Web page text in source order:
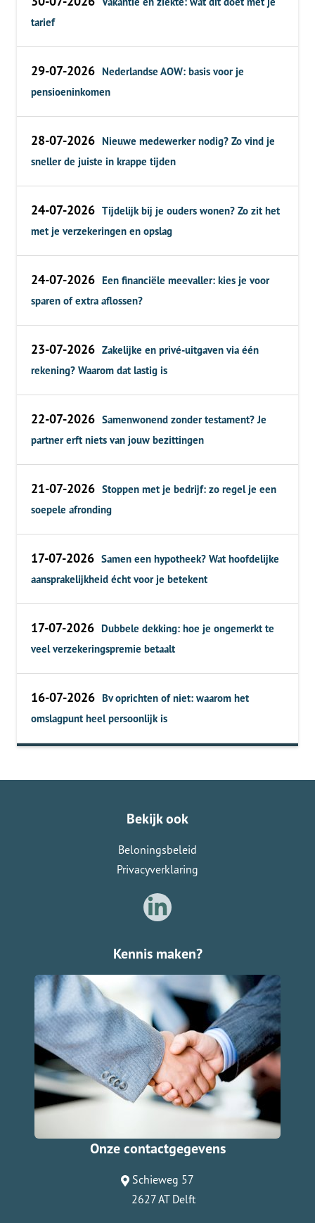
tarief
29-07-2026 Nederlandse AOW: basis voor je
pensioeninkomen
28-07-2026 Nieuwe medewerker nodig? Zo vind je
sneller de juiste in krappe tijden
24-07-2026 Tijdelijk bij je ouders wonen? Zo zit het
met je verzekeringen en opslag
24-07-2026 Een financiële meevaller: kies je voor
sparen of extra aflossen?
23-07-2026 Zakelijke en privé-uitgaven via één
rekening? Waarom dat lastig is
22-07-2026 Samenwonend zonder testament? Je
partner erft niets van jouw bezittingen
21-07-2026 Stoppen met je bedrijf: zo regel je een
soepele afronding
17-07-2026 Samen een hypotheek? Wat hoofdelijke
aansprakelijkheid écht voor je betekent
17-07-2026 Dubbele dekking: hoe je ongemerkt te
veel verzekeringspremie betaalt
16-07-2026 Bv oprichten of niet: waarom het
omslagpunt heel persoonlijk is
Bekijk ook
Beloningsbeleid
Privacyverklaring
Kennis maken?
Onze contactgegevens
Schieweg 57
2627 AT Delft